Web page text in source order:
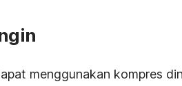
menggunakan kompres